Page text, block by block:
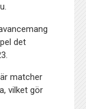
det
matcher
vilket gör